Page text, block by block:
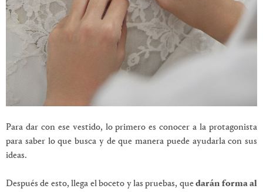
Para dar con ese vestido, lo primero es conocer a la protagonista
para saber lo que busca y de que manera puede ayudarla con sus
ideas.
Después de esto, llega el boceto y las pruebas, quedarán forma al